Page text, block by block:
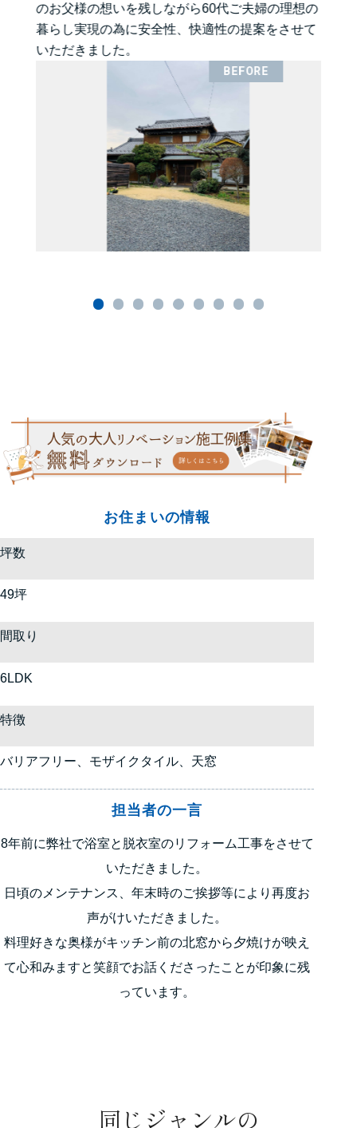
のお父様の想いを残しながら60代ご夫婦の理想の
暮らし実現の為に安全性、快適性の提案をさせて
いただきました。
お住まいの情報
坪数
49坪
間取り
6LDK
特徴
バリアフリー、モザイクタイル、天窓
担当者の一言
8年前に弊社で浴室と脱衣室のリフォーム工事をさせて
いただきました。
日頃のメンテナンス、年末時のご挨拶等により再度お
声がけいただきました。
料理好きな奥様がキッチン前の北窓から夕焼けが映え
て心和みますと笑顔でお話くださったことが印象に残
っています。
同じジャンルの